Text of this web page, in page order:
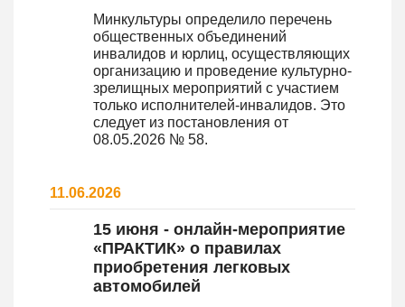
Минкультуры определило перечень
общественных объединений
инвалидов и юрлиц, осуществляющих
организацию и проведение культурно-
зрелищных мероприятий с участием
только исполнителей-инвалидов. Это
следует из постановления от
08.05.2026 № 58.
11.06.2026
15 июня - онлайн-мероприятие
«ПРАКТИК» о правилах
приобретения легковых
автомобилей